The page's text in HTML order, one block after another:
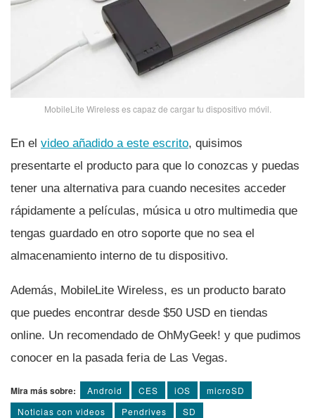
MobileLite Wireless es capaz de cargar tu dispositivo móvil.
En el video añadido a este escrito, quisimos
presentarte el producto para que lo conozcas y puedas
tener una alternativa para cuando necesites acceder
rápidamente a pelí­culas, música u otro multimedia que
tengas guardado en otro soporte que no sea el
almacenamiento interno de tu dispositivo.
Además, MobileLite Wireless, es un producto barato
que puedes encontrar desde $50 USD en tiendas
online. Un recomendado de OhMyGeek! y que pudimos
conocer en la pasada feria de Las Vegas.
Mira más sobre: Android CES iOS
microSD
Noticias con videos
Pendrives SD